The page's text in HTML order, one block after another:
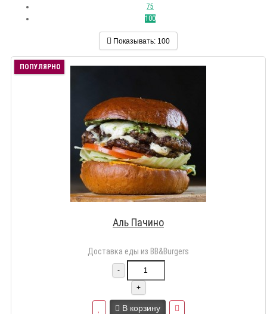
75
100
Показывать: 100
ПОПУЛЯРНО
Аль Пачино
Доставка еды из BB&Burgers
-
+
В корзину